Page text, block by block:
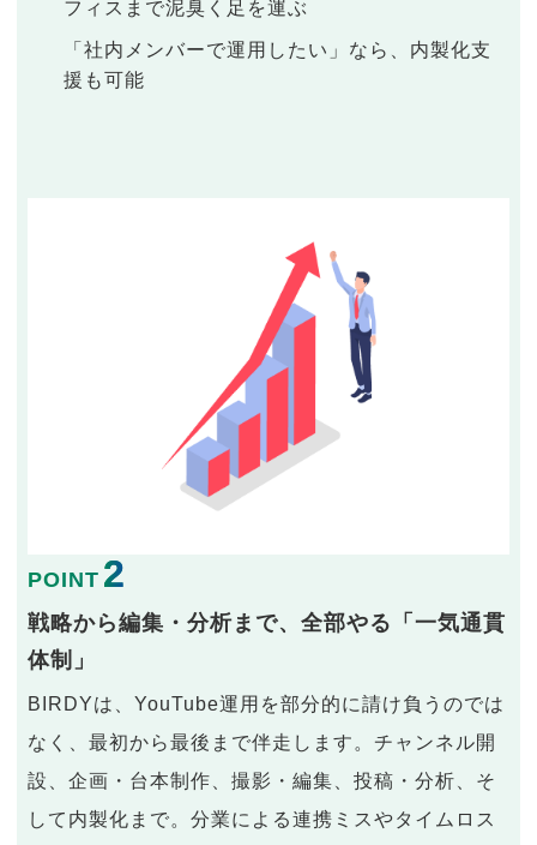
フィスまで泥臭く足を運ぶ
「社内メンバーで運用したい」なら、内製化支
援も可能
POINT 2
戦略から編集・分析まで、全部やる「一気通貫
体制」
BIRDYは、YouTube運用を部分的に請け負うのでは
なく、最初から最後まで伴走します。チャンネル開
設、企画・台本制作、撮影・編集、投稿・分析、そ
して内製化まで。分業による連携ミスやタイムロス